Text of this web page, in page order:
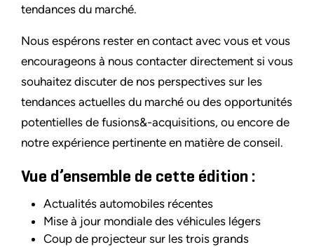
tendances du marché.
Nous espérons rester en contact avec vous et vous
encourageons à nous contacter directement si vous
souhaitez discuter de nos perspectives sur les
tendances actuelles du marché ou des opportunités
potentielles de fusions&-acquisitions, ou encore de
notre expérience pertinente en matière de conseil.
Vue d’ensemble de cette édition :
Actualités automobiles récentes
Mise à jour mondiale des véhicules légers
Coup de projecteur sur les trois grands